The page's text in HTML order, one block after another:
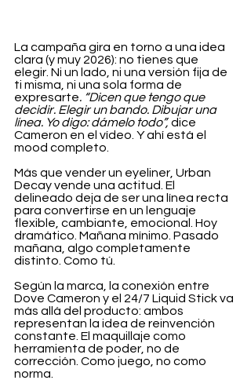
La campaña gira en torno a una idea
clara (y muy 2026): no tienes que
elegir. Ni un lado, ni una versión fija de
ti misma, ni una sola forma de
expresarte. “Dicen que tengo que
decidir. Elegir un bando. Dibujar una
línea. Yo digo: dámelo todo”, dice
Cameron en el vídeo. Y ahí está el
mood completo.
Más que vender un eyeliner, Urban
Decay vende una actitud. El
delineado deja de ser una línea recta
para convertirse en un lenguaje
flexible, cambiante, emocional. Hoy
dramático. Mañana mínimo. Pasado
mañana, algo completamente
distinto. Como tú.
Según la marca, la conexión entre
Dove Cameron y el 24/7 Liquid Stick va
más allá del producto: ambos
representan la idea de reinvención
constante. El maquillaje como
herramienta de poder, no de
corrección. Como juego, no como
norma.